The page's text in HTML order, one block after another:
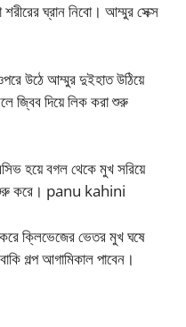
ঘ্রান নিবো। আম্মুর সেক্স
উঠে আম্মুর দুইহাত উঠিয়ে
জ্বিব দিয়ে লিক করা শুরু
হয়ে বগল থেকে মুখ সরিয়ে
শুরু করে। panu kahini
ক্লিভেজের ভেতর মুখ ঘষে
গল্প আগামিকাল পাবেন।